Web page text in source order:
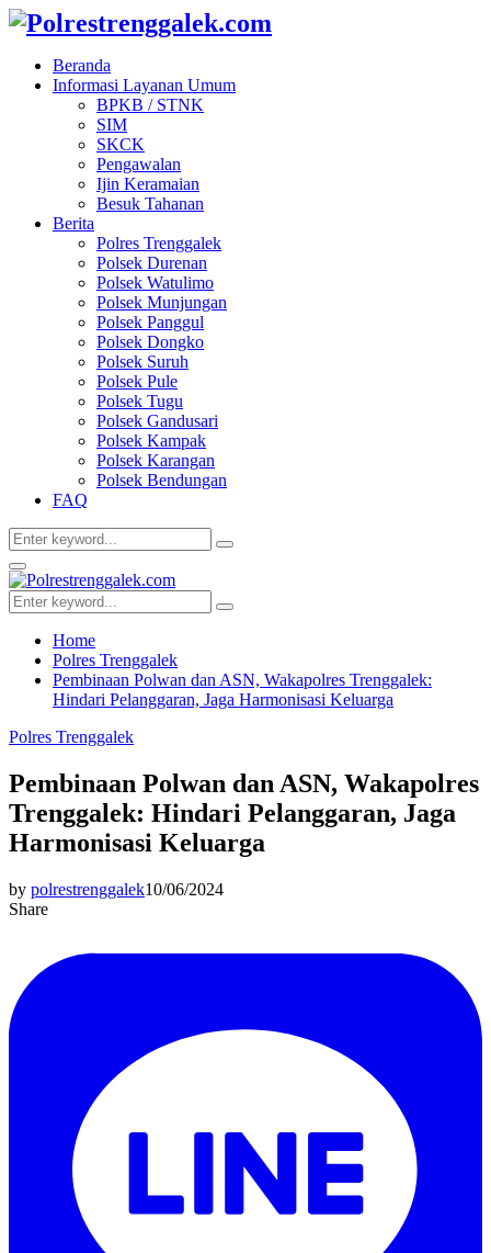
Beranda
Informasi Layanan Umum
BPKB / STNK
SIM
SKCK
Pengawalan
Ijin Keramaian
Besuk Tahanan
Berita
Polres Trenggalek
Polsek Durenan
Polsek Watulimo
Polsek Munjungan
Polsek Panggul
Polsek Dongko
Polsek Suruh
Polsek Pule
Polsek Tugu
Polsek Gandusari
Polsek Kampak
Polsek Karangan
Polsek Bendungan
FAQ
Search
for:
Search
Facebook
Twitter
Youtube
Primary
Menu
Search
for:
Search
Home
Polres Trenggalek
Pembinaan Polwan dan ASN, Wakapolres Trenggalek:
Hindari Pelanggaran, Jaga Harmonisasi Keluarga
Polres Trenggalek
Pembinaan Polwan dan ASN, Wakapolres
Trenggalek: Hindari Pelanggaran, Jaga
Harmonisasi Keluarga
by polrestrenggalek10/06/2024
Share